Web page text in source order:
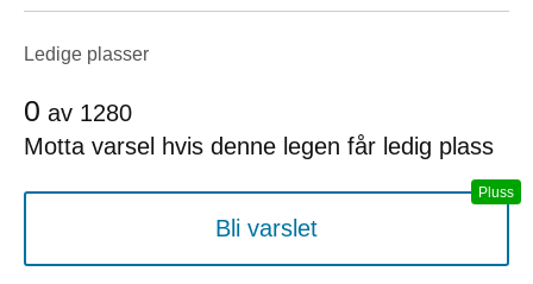
Ledige plasser
0 av 1280
Motta varsel hvis denne legen får ledig plass
Bli varslet